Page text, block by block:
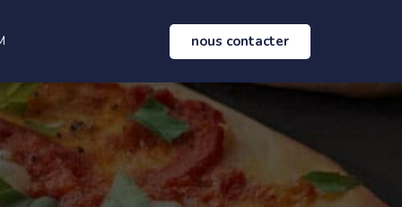
nous contacter